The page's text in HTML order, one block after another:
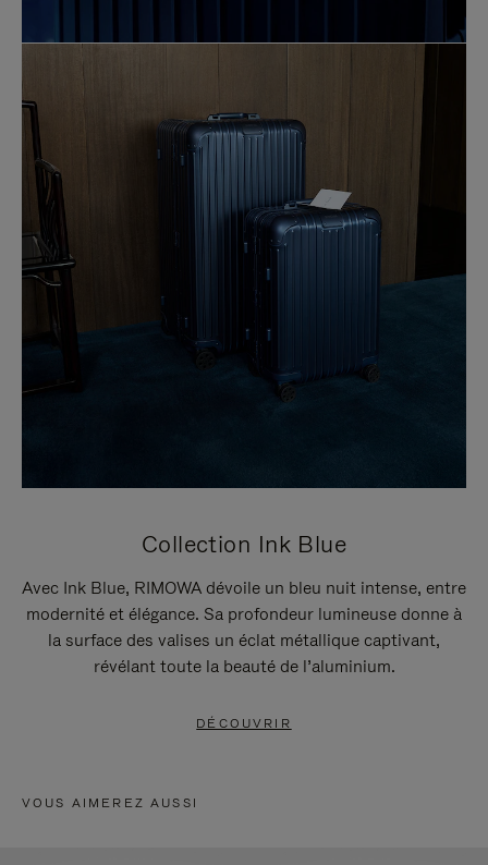
Collection Ink Blue
Avec Ink Blue, RIMOWA dévoile un bleu nuit intense, entre
modernité et élégance. Sa profondeur lumineuse donne à
la surface des valises un éclat métallique captivant,
révélant toute la beauté de l’aluminium.
DÉCOUVRIR
VOUS AIMEREZ AUSSI